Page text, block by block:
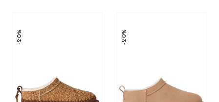
-20% -20%